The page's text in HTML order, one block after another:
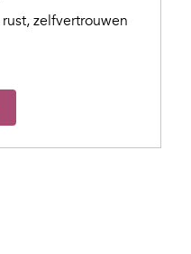
zelfvertrouwen